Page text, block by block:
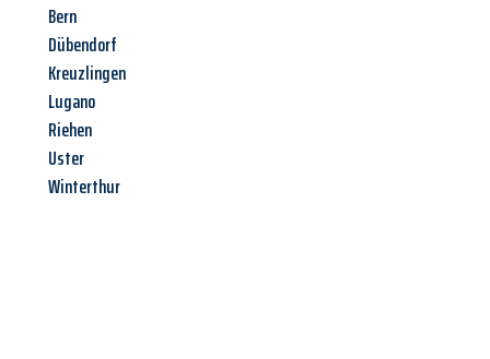
Bern
Dübendorf
Kreuzlingen
Lugano
Riehen
Uster
Winterthur